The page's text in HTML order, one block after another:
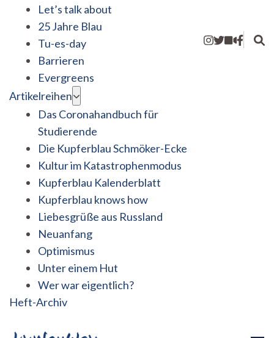
Let’s talk about
25 Jahre Blau
Tu-es-day
Barrieren
Evergreens
Artikelreihen
Das Coronahandbuch für
Studierende
Die Kupferblau Schmöker-Ecke
Kultur im Katastrophenmodus
Kupferblau Kalenderblatt
Kupferblau knows how
Liebesgrüße aus Russland
Neuanfang
Optimismus
Unter einem Hut
Wer war eigentlich?
Heft-Archiv